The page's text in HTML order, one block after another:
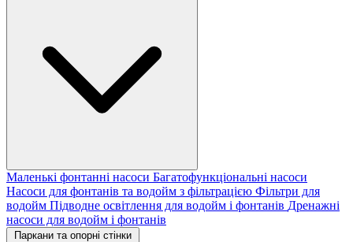
Маленькі фонтанні насоси Багатофункціональні насоси
Насоси для фонтанів та водойм з фільтрацією Фільтри для
водойм Підводне освітлення для водойм і фонтанів Дренажні
насоси для водойм і фонтанів
Паркани та опорні стінки